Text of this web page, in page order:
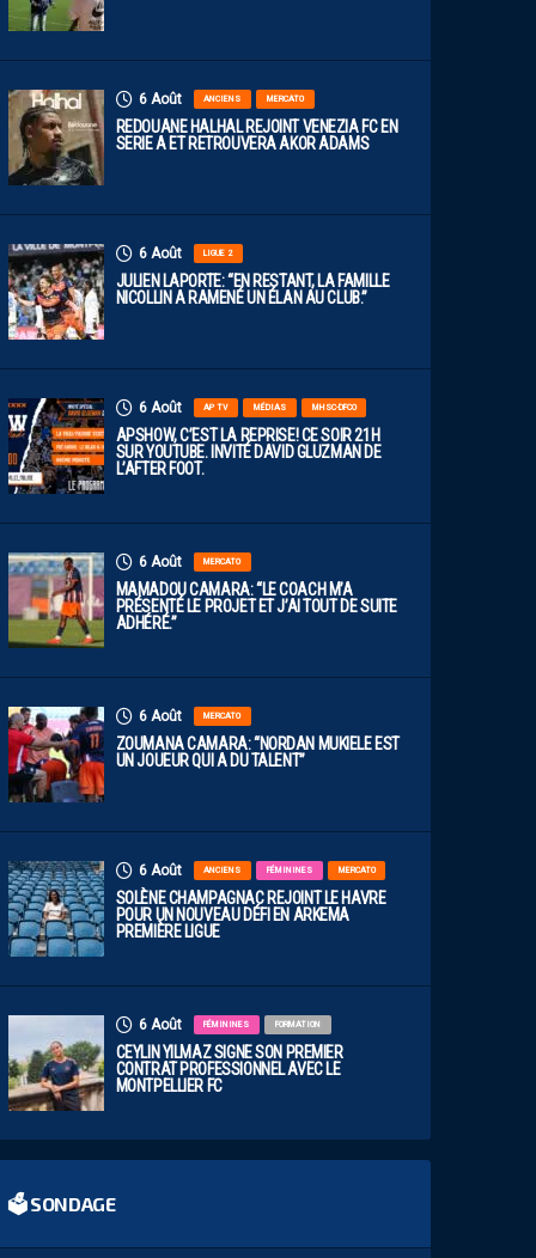
6 Août ANCIENS MERCATO
REDOUANE HALHAL REJOINT VENEZIA FC EN
SERIE A ET RETROUVERA AKOR ADAMS
6 Août LIGUE 2
JULIEN LAPORTE: “EN RESTANT, LA FAMILLE
NICOLLIN A RAMENÉ UN ÉLAN AU CLUB.”
6 Août AP TV MÉDIAS MHSC-DFCO
APSHOW, C’EST LA REPRISE! CE SOIR 21H
SUR YOUTUBE. INVITÉ DAVID GLUZMAN DE
L’AFTER FOOT.
6 Août MERCATO
MAMADOU CAMARA: “LE COACH M’A
PRÉSENTÉ LE PROJET ET J’AI TOUT DE SUITE
ADHÉRÉ.”
6 Août MERCATO
ZOUMANA CAMARA: “NORDAN MUKIELE EST
UN JOUEUR QUI A DU TALENT”
6 Août ANCIENS FÉMININES MERCATO
SOLÈNE CHAMPAGNAC REJOINT LE HAVRE
POUR UN NOUVEAU DÉFI EN ARKEMA
PREMIÈRE LIGUE
6 Août FÉMININES FORMATION
CEYLIN YILMAZ SIGNE SON PREMIER
CONTRAT PROFESSIONNEL AVEC LE
MONTPELLIER FC
🗳 SONDAGE